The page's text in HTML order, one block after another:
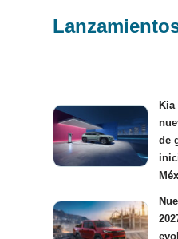
Kia
de